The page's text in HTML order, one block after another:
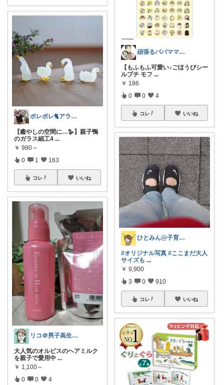
ポレポレ🐈アラフィフの可愛い図鑑
【癒やしの空間に…🪿】親子鴨
のガラス細工4 ...
￥ 980～
0 1 163
コレ いいね
​リコ＠男子高生ワーママ便利グッズと美容
大人気のオルビスのヘアミルク
を親子で愛用中 ...
￥ 1,100～
0 0 4
頑張るパパママ応援隊@育児・子供用品紹介
【もふもふ可愛い♪ごほうびシー
ルプチ モフ ...
￥ 186
0 0 4
コレ いいね
ひとみん@子育てと可愛いもの好き⚮̈
#オリジナル写真 #ここまだ大人
サイズも ...
￥ 9,900
3 0 910
コレ いいね